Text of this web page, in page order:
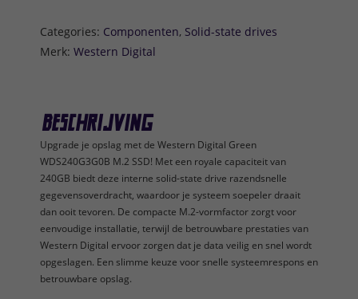
Categories: Componenten, Solid-state drives
Merk: Western Digital
Beschrijving
Upgrade je opslag met de Western Digital Green
WDS240G3G0B M.2 SSD! Met een royale capaciteit van
240GB biedt deze interne solid-state drive razendsnelle
gegevensoverdracht, waardoor je systeem soepeler draait
dan ooit tevoren. De compacte M.2-vormfactor zorgt voor
eenvoudige installatie, terwijl de betrouwbare prestaties van
Western Digital ervoor zorgen dat je data veilig en snel wordt
opgeslagen. Een slimme keuze voor snelle systeemrespons en
betrouwbare opslag.